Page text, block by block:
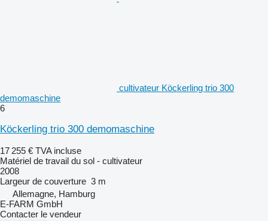
cultivateur Köckerling trio 300
demomaschine
6
Köckerling trio 300 demomaschine
17 255 € TVA incluse
Matériel de travail du sol - cultivateur
2008
Largeur de couverture 3 m
Allemagne, Hamburg
E-FARM GmbH
Contacter le vendeur